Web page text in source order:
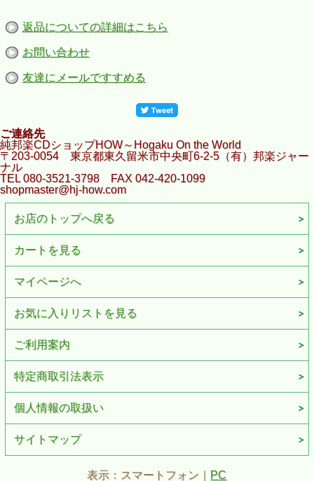
返品についての詳細はこちら
お問い合わせ
友達にメールですすめる
ご連絡先
純邦楽CDショップHOW～Hogaku On the World
〒203-0054 東京都東久留米市中央町6-2-5（有）邦楽ジャー
ナル
TEL 080-3521-3798 FAX 042-420-1099
shopmaster@hj-how.com
お店のトップへ戻る
カートを見る
マイページへ
お気に入りリストを見る
ご利用案内
特定商取引法表示
個人情報の取扱い
サイトマップ
表示：スマートフォン｜ PC